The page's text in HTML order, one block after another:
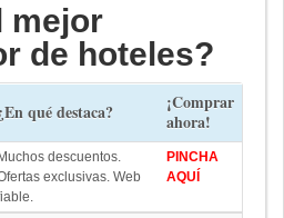
mejor
de hoteles?
qué destaca?
¡Comprar
ahora!
descuentos.
exclusivas. Web
PINCHA
AQUÍ